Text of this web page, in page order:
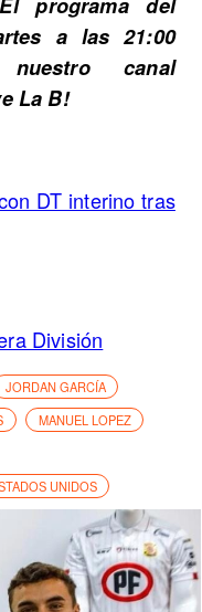
programa del
a las 21:00
canal
La B!
DT interino tras
División
JORDAN GARCÍA
MANUEL LOPEZ
UNIDOS